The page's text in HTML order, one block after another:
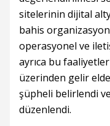
sitelerinin dijital
bahis
operasyonel ve
ayrıca bu
üzerinden gelir
şüpheli belirlendi
düzenlendi.